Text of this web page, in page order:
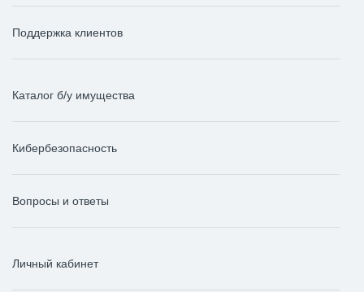
Поддержка клиентов
Каталог б/у имущества
Кибербезопасность
Вопросы и ответы
Личный кабинет